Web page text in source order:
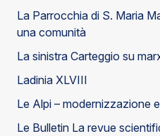
La Parrocchia di S. Maria
una comunità
La sinistra Carteggio su
Ladinia XLVIII
Le Alpi – modernizzazione
Le Bulletin La revue